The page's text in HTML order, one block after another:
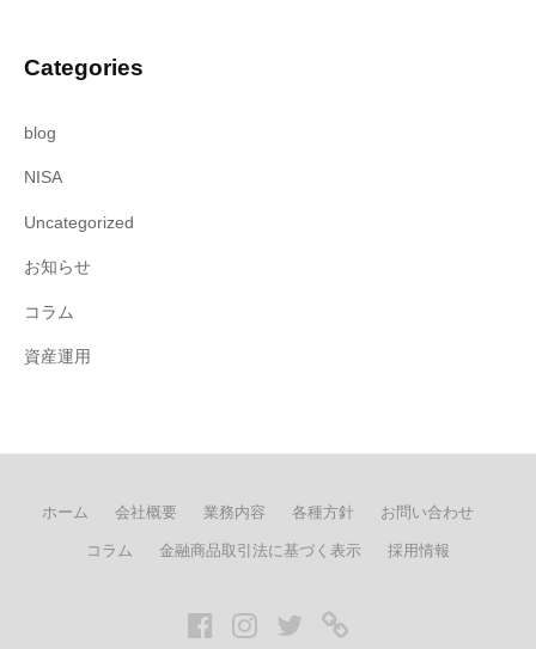
Categories
blog
NISA
Uncategorized
お知らせ
コラム
資産運用
ホーム 会社概要 業務内容 各種方針 お問い合わせ
コラム 金融商品取引法に基づく表示 採用情報
FacebookInstagram
twitter